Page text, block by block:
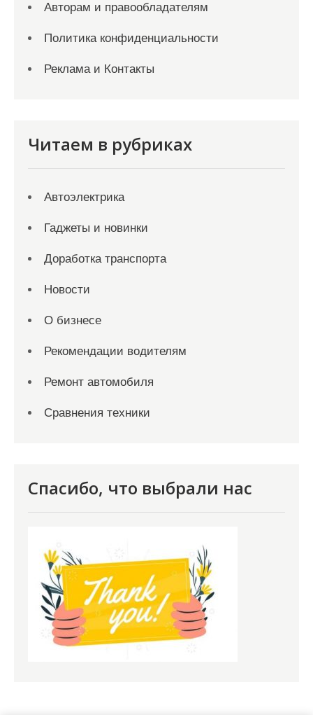
Авторам и правообладателям
Политика конфиденциальности
Реклама и Контакты
Читаем в рубриках
Автоэлектрика
Гаджеты и новинки
Доработка транспорта
Новости
О бизнесе
Рекомендации водителям
Ремонт автомобиля
Сравнения техники
Спасибо, что выбрали нас